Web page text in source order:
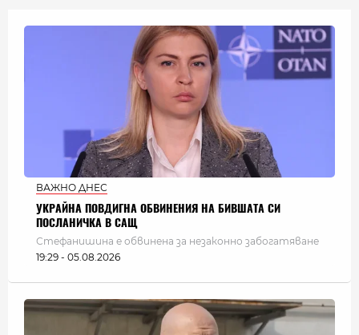
ВАЖНО ДНЕС
УКРАЙНА ПОВДИГНА ОБВИНЕНИЯ НА БИВШАТА СИ
ПОСЛАНИЧКА В САЩ
Стефанишина е обвинена за незаконно забогатяване
19:29 - 05.08.2026